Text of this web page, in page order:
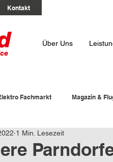
Kontakt
Über Uns
Fachmarkt Magazin &
1 Min. Lesezeit